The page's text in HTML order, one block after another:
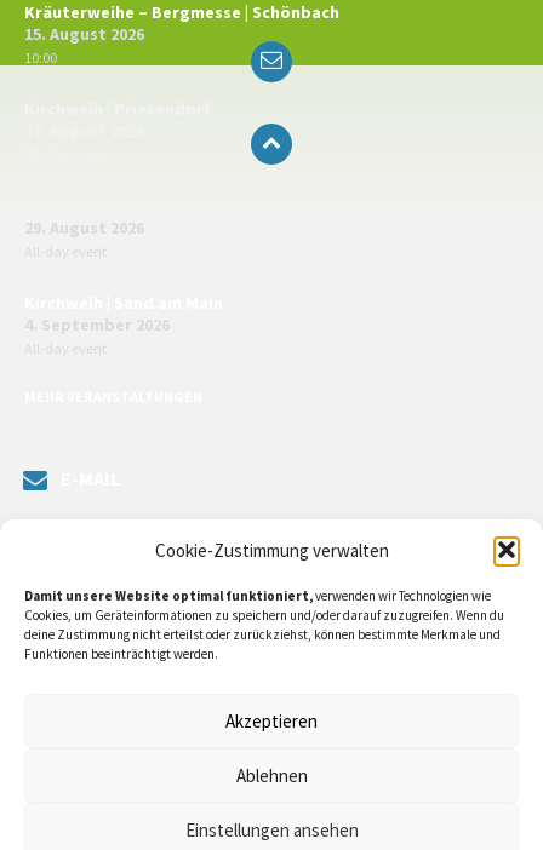
Cookie-Zustimmung verwalten
Damit unsere Website optimal funktioniert,verwenden wir Technologien wie
Cookies, um Geräteinformationen zu speichern und/oder darauf zuzugreifen. Wenn du
deine Zustimmung nicht erteilst oder zurückziehst, können bestimmte Merkmale und
Funktionen beeinträchtigt werden.
Akzeptieren
Ablehnen
Einstellungen ansehen
Kräuterweihe – Bergmesse | Schönbach
15. August 2026
10:00
29. August 2026
All-day event
4. September 2026
All-day event
kontaktieren oder direkt an unsere Bürgermeister/in schreiben.
Klicken Siehier…
Email